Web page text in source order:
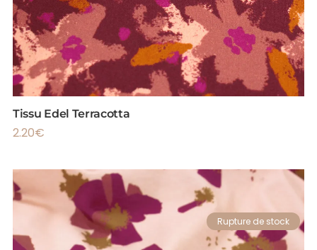
Tissu Edel Terracotta
2.20€
Rupture de stock